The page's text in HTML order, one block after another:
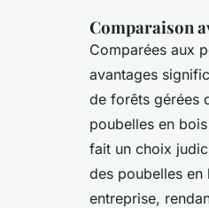
Comparaison
Comparées aux
avantages
de forêts gérées
poubelles en
fait un choix
des poubelles en
entreprise,